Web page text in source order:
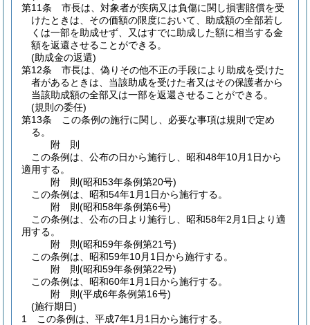
第11条
市長は、対象者が疾病又は負傷に関し損害賠償を受
けたときは、その価額の限度において、助成額の全部若し
くは一部を助成せず、又はすでに助成した額に相当する金
額を返還させることができる。
(助成金の返還)
第12条
市長は、偽りその他不正の手段により助成を受けた
者があるときは、当該助成を受けた者又はその保護者から
当該助成額の全部又は一部を返還させることができる。
(規則の委任)
第13条
この条例の施行に関し、必要な事項は規則で定め
る。
附 則
この条例は、公布の日から施行し、昭和48年10月1日から
適用する。
附 則(昭和53年条例第20号)
この条例は、昭和54年1月1日から施行する。
附 則(昭和58年条例第6号)
この条例は、公布の日より施行し、昭和58年2月1日より適
用する。
附 則(昭和59年条例第21号)
この条例は、昭和59年10月1日から施行する。
附 則(昭和59年条例第22号)
この条例は、昭和60年1月1日から施行する。
附 則(平成6年条例第16号)
(施行期日)
1
この条例は、平成7年1月1日から施行する。